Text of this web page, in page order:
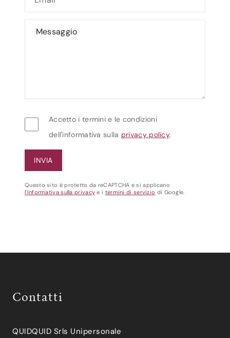
Accetto i termini e le condizioni
dell'informativa sulla privacy policy.
Questo sito è protetto da reCAPTCHA e si applicano
l'Informativa sulla privacy e i termini di servizio di Google.
Contatti
QUIDQUID Srls Unipersonale